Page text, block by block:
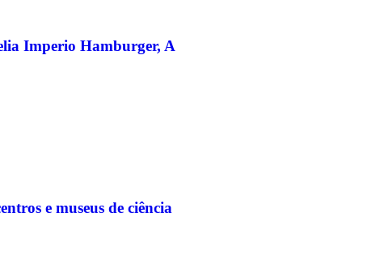
Imperio Hamburger, A
e museus de ciência